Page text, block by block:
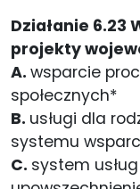
Działanie 6.23
projekty
A. wsparcie
społecznych*
B. usługi dla
systemu
C. system